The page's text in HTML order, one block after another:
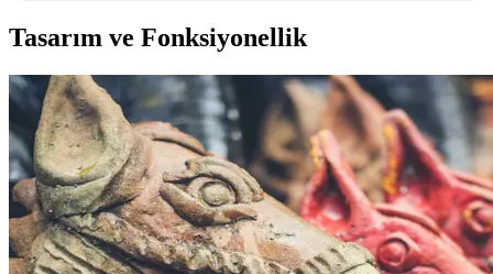
Tasarım ve Fonksiyonellik